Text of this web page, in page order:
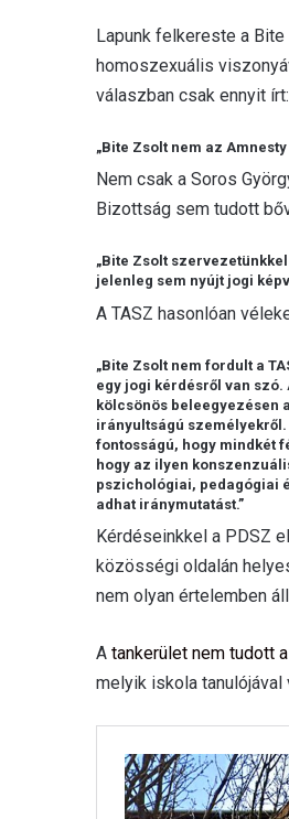
Lapunk felkereste a
homoszexuális
válaszban csak ennyit írt:
„Bite Zsolt nem az
Nem csak a Soros
Bizottság sem tudott
„Bite Zsolt
jelenleg sem nyújt jogi
A TASZ hasonlóan
„Bite Zsolt nem fordult a
egy jogi kérdésről van
kölcsönös beleegyezésen
irányultságú
fontosságú, hogy mindkét
hogy az ilyen
pszichológiai, pedagógiai
adhat iránymutatást.”
Kérdéseinkkel a PDSZ
közösségi oldalán
nem olyan értelemben
A tankerület nem tudott
melyik iskola